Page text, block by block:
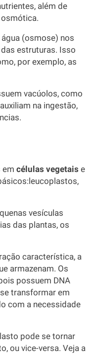
além de
(osmose) nos
estruturas. Isso
por exemplo, as
vacúolos, como
na ingestão,
em células vegetais e
vesículas
das plantas, os
característica, a
armazenam. Os
possuem DNA
transformar em
com a necessidade
pode se tornar
ou vice-versa. Veja a